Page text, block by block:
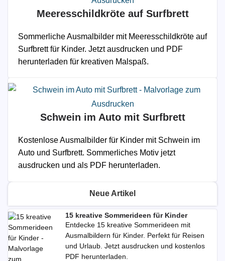
Meeresschildkröte auf Surfbrett
Sommerliche Ausmalbilder mit Meeresschildkröte auf
Surfbrett für Kinder. Jetzt ausdrucken und PDF
herunterladen für kreativen Malspaß.
Schwein im Auto mit Surfbrett
Kostenlose Ausmalbilder für Kinder mit Schwein im
Auto und Surfbrett. Sommerliches Motiv jetzt
ausdrucken und als PDF herunterladen.
Neue Artikel
15 kreative Sommerideen für Kinder
Entdecke 15 kreative Sommerideen mit
Ausmalbildern für Kinder. Perfekt für Reisen
und Urlaub. Jetzt ausdrucken und kostenlos
PDF herunterladen.